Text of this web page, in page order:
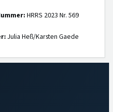
HRRS 2023 Nr. 569
Julia Heß/Karsten Gaede